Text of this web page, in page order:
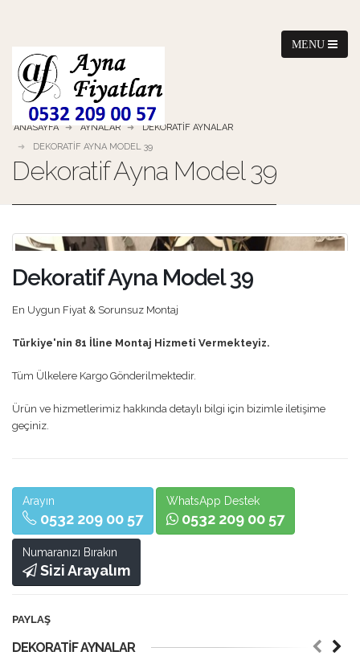
ANASAYFA AYNALAR
DEKORATIF AYNALAR
DEKORATIF AYNA MODEL 39
Dekoratif Ayna Model 39
Dekoratif Ayna Model 39
En Uygun Fiyat & Sorunsuz Montaj
Türkiye'nin 81 İline Montaj Hizmeti Vermekteyiz.
Tüm Ülkelere Kargo Gönderilmektedir.
Ürün ve hizmetlerimiz hakkında detaylı bilgi için bizimle iletişime
geçiniz.
Arayın
0532 209 00 57
WhatsApp Destek
0532 209 00 57
Numaranızı Bırakın
Sizi Arayalım
PAYLAŞ
DEKORATIF AYNALAR